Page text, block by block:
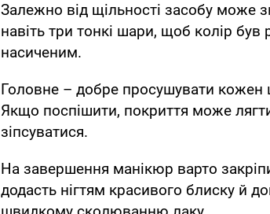
Залежно від щільності засобу може
навіть три тонкі шари, щоб колір був
насиченим.
Головне – добре просушувати кожен
Якщо поспішити, покриття може
зіпсуватися.
На завершення манікюр варто
додасть нігтям красивого блиску й